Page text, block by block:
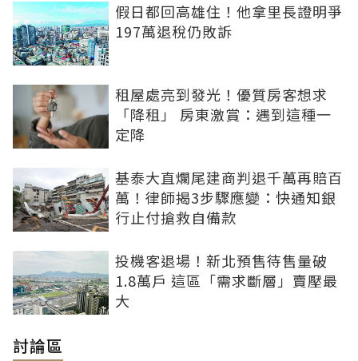
假日都回高雄住！他拿里長證明爭
197萬退稅仍敗訴
租屋處亮到發光！優質房客想求
「降租」 房東激賞：遇到這種一
定降
基泰大直爛尾建商判退千萬再賠百
萬！律師揭3步驟應變：快通知銀
行止付搶救自備款
投機客退場！新北預售待售量破
1.8萬戶 這區「需求斷層」賣壓最
大
討論區